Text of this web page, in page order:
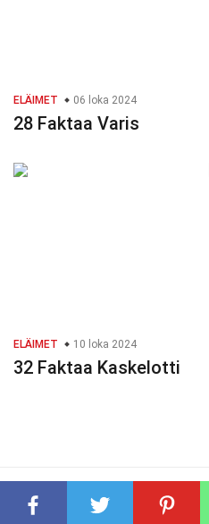
ELÄIMET 06 loka 2024
28 Faktaa Varis
ELÄIMET 10 loka 2024
32 Faktaa Kaskelotti